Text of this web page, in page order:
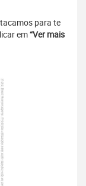
para te
em“Ver mais